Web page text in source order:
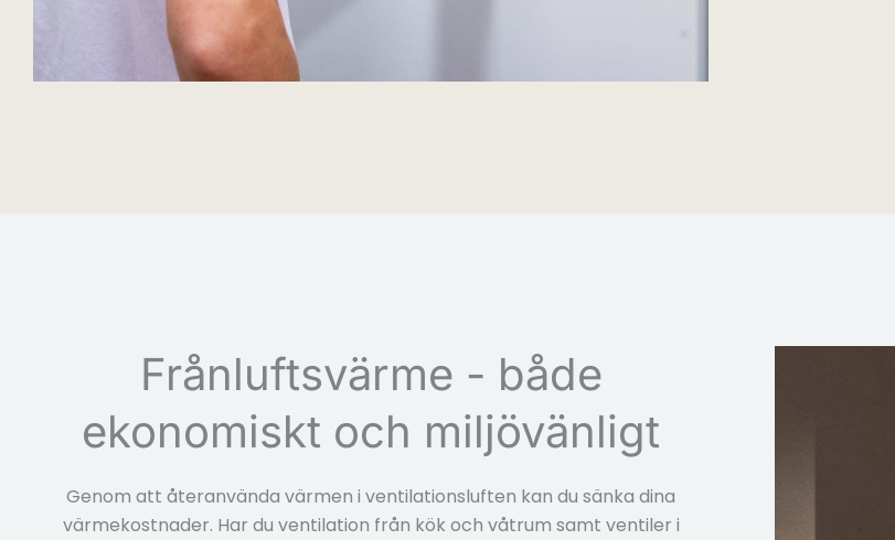
Frånluftsvärme - både
ekonomiskt och miljövänligt
Genom att återanvända värmen i ventilationsluften kan du sänka dina
värmekostnader. Har du ventilation från kök och våtrum samt ventiler i